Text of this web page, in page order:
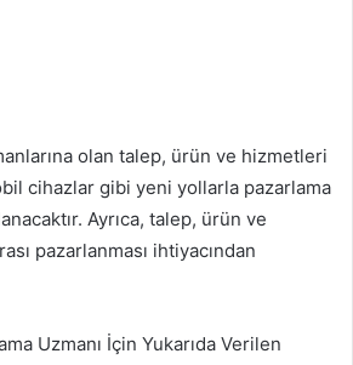
olan talep, ürün ve hizmetleri
cihazlar gibi yeni yollarla pazarlama
Ayrıca, talep, ürün ve
pazarlanması ihtiyacından
Uzmanı İçin Yukarıda Verilen